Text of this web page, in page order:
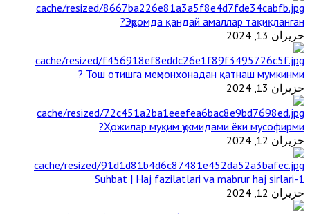
Эҳромда қандай амаллар тақиқланган?
حزيران 13, 2024
Тош отишга меҳмонхонадан қатнаш мумкинми ?
حزيران 13, 2024
Ҳожилар муқим ҳукмидами ёки мусофирми?
حزيران 12, 2024
1-Suhbat | Haj fazilatlari va mabrur haj sirlari
حزيران 12, 2024